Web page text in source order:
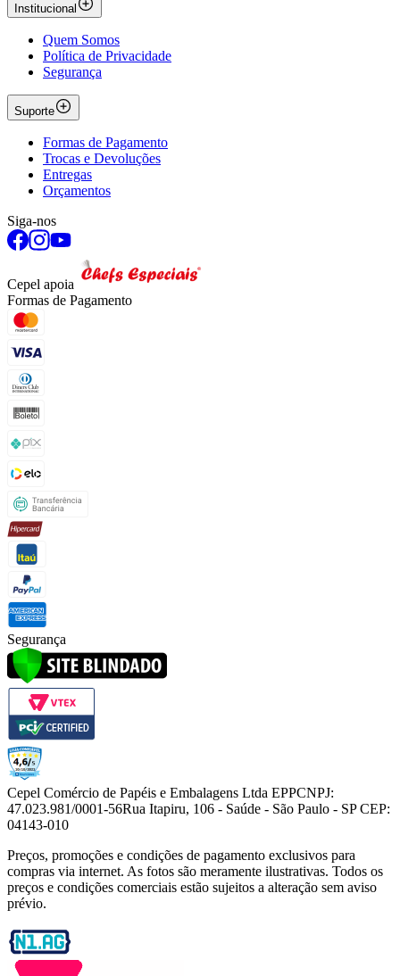
Institucional
Quem Somos
Política de Privacidade
Segurança
Suporte
Formas de Pagamento
Trocas e Devoluções
Entregas
Orçamentos
Siga-nos
Cepel apoia
Formas de Pagamento
Segurança
Cepel Comércio de Papéis e Embalagens Ltda EPPCNPJ:
47.023.981/0001-56Rua Itapiru, 106 - Saúde - São Paulo - SP CEP:
04143-010
Preços, promoções e condições de pagamento exclusivos para
compras via internet. As fotos são meramente ilustrativas. Todos os
preços e condições comerciais estão sujeitos a alteração sem aviso
prévio.